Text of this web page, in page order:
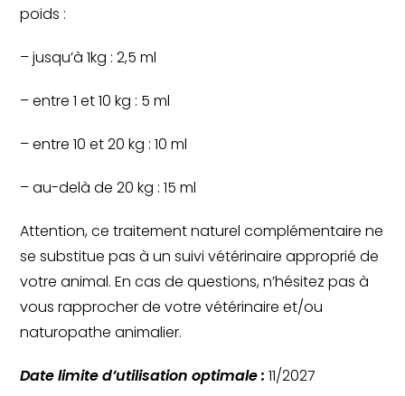
poids :
– jusqu’à 1kg : 2,5 ml
– entre 1 et 10 kg : 5 ml
– entre 10 et 20 kg : 10 ml
– au-delà de 20 kg : 15 ml
Attention, ce traitement naturel complémentaire ne
se substitue pas à un suivi vétérinaire approprié de
votre animal. En cas de questions, n’hésitez pas à
vous rapprocher de votre vétérinaire et/ou
naturopathe animalier.
Date limite d’utilisation optimale : 11/2027